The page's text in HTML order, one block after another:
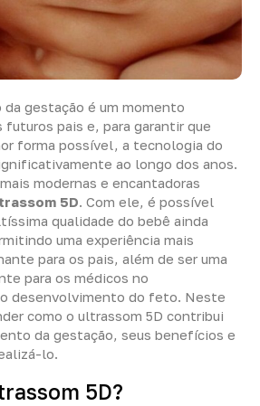
da gestação é um momento
futuros pais e, para garantir que
forma possível, a tecnologia do
ao longo dos anos.
modernas e encantadoras
5D. Com ele, é possível
qualidade do bebê ainda
uma experiência mais
para os pais, além de ser uma
para os médicos no
desenvolvimento do feto. Neste
como o ultrassom 5D contribui
da gestação, seus benefícios e
lo.
5D?